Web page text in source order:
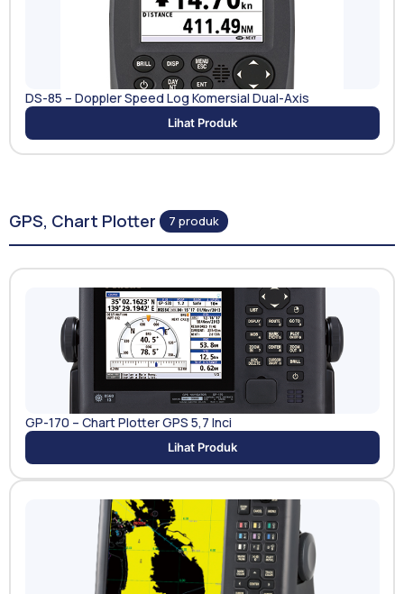
DS-85 – Doppler Speed Log Komersial Dual-Axis
Lihat Produk
GPS, Chart Plotter 7 produk
GP-170 – Chart Plotter GPS 5,7 Inci
Lihat Produk